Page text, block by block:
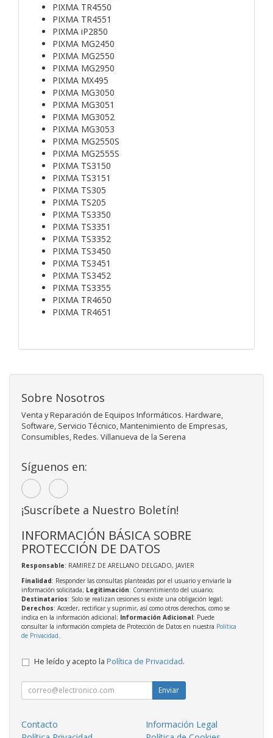
PIXMA TR4550
PIXMA TR4551
PIXMA iP2850
PIXMA MG2450
PIXMA MG2550
PIXMA MG2950
PIXMA MX495
PIXMA MG3050
PIXMA MG3051
PIXMA MG3052
PIXMA MG3053
PIXMA MG2550S
PIXMA MG2555S
PIXMA TS3150
PIXMA TS3151
PIXMA TS305
PIXMA TS205
PIXMA TS3350
PIXMA TS3351
PIXMA TS3352
PIXMA TS3450
PIXMA TS3451
PIXMA TS3452
PIXMA TS3355
PIXMA TR4650
PIXMA TR4651
Sobre Nosotros
Venta y Reparación de Equipos Informáticos. Hardware,
Software, Servicio Técnico, Mantenimiento de Empresas,
Consumibles, Redes. Villanueva de la Serena
Síguenos en:
¡Suscríbete a Nuestro Boletín!
INFORMACIÓN BÁSICA SOBRE
PROTECCIÓN DE DATOS
Responsable: RAMIREZ DE ARELLANO DELGADO, JAVIER
Finalidad: Responder las consultas planteadas por el usuario y enviarle la
información solicitada; Legitimación: Consentimiento del usuario;
Destinatarios: Solo se realizan cesiones si existe una obligación legal;
Derechos: Acceder, rectificar y suprimir, así como otros derechos, como se
indica en la información adicional; Información Adicional: Puede
consultar la información completa de Protección de Datos en nuestra Política
de Privacidad
He leído y acepto la Política de Privacidad.
Enviar
Contacto
Información Legal